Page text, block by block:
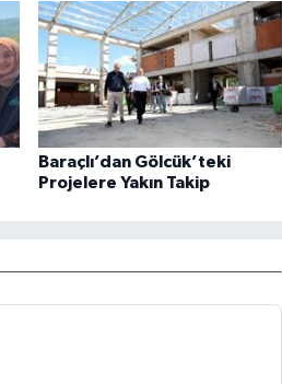
Baraçlı’dan Gölcük’teki
Projelere Yakın Takip